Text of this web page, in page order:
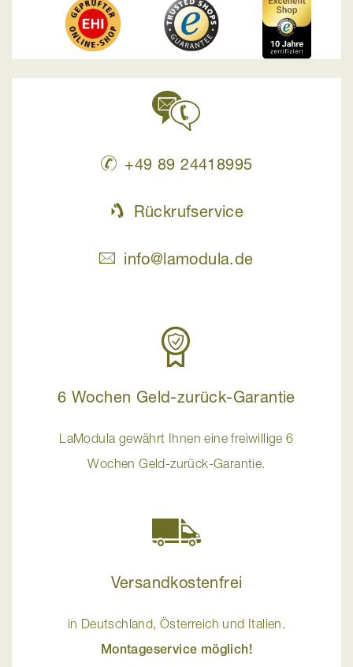
+49 89 24418995
Rückrufservice
info@lamodula.de
6 Wochen Geld-zurück-Garantie
LaModula gewährt Ihnen eine freiwillige 6
Wochen Geld-zurück-Garantie.
Versandkostenfrei
in Deutschland, Österreich und Italien.
Montageservice möglich!